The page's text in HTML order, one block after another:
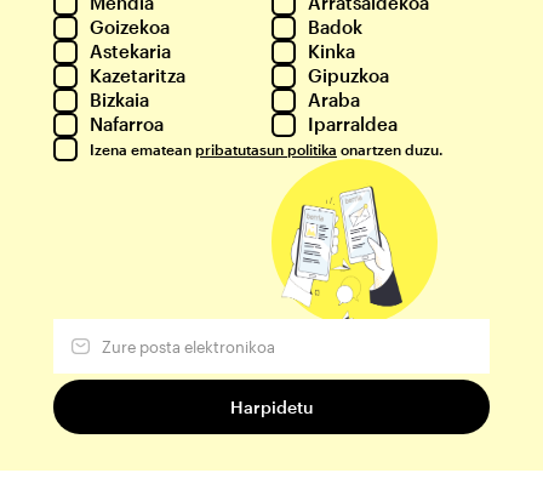
Goizekoa
Badok
Astekaria
Kinka
Kazetaritza
Gipuzkoa
Bizkaia
Araba
Nafarroa
Iparraldea
Izena ematean pribatutasun politika onartzen duzu.